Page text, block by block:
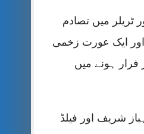
ٹریلر میں تصادم
اور ایک عورت زخمی
فرار ہونے میں
شریف اور فیلڈ